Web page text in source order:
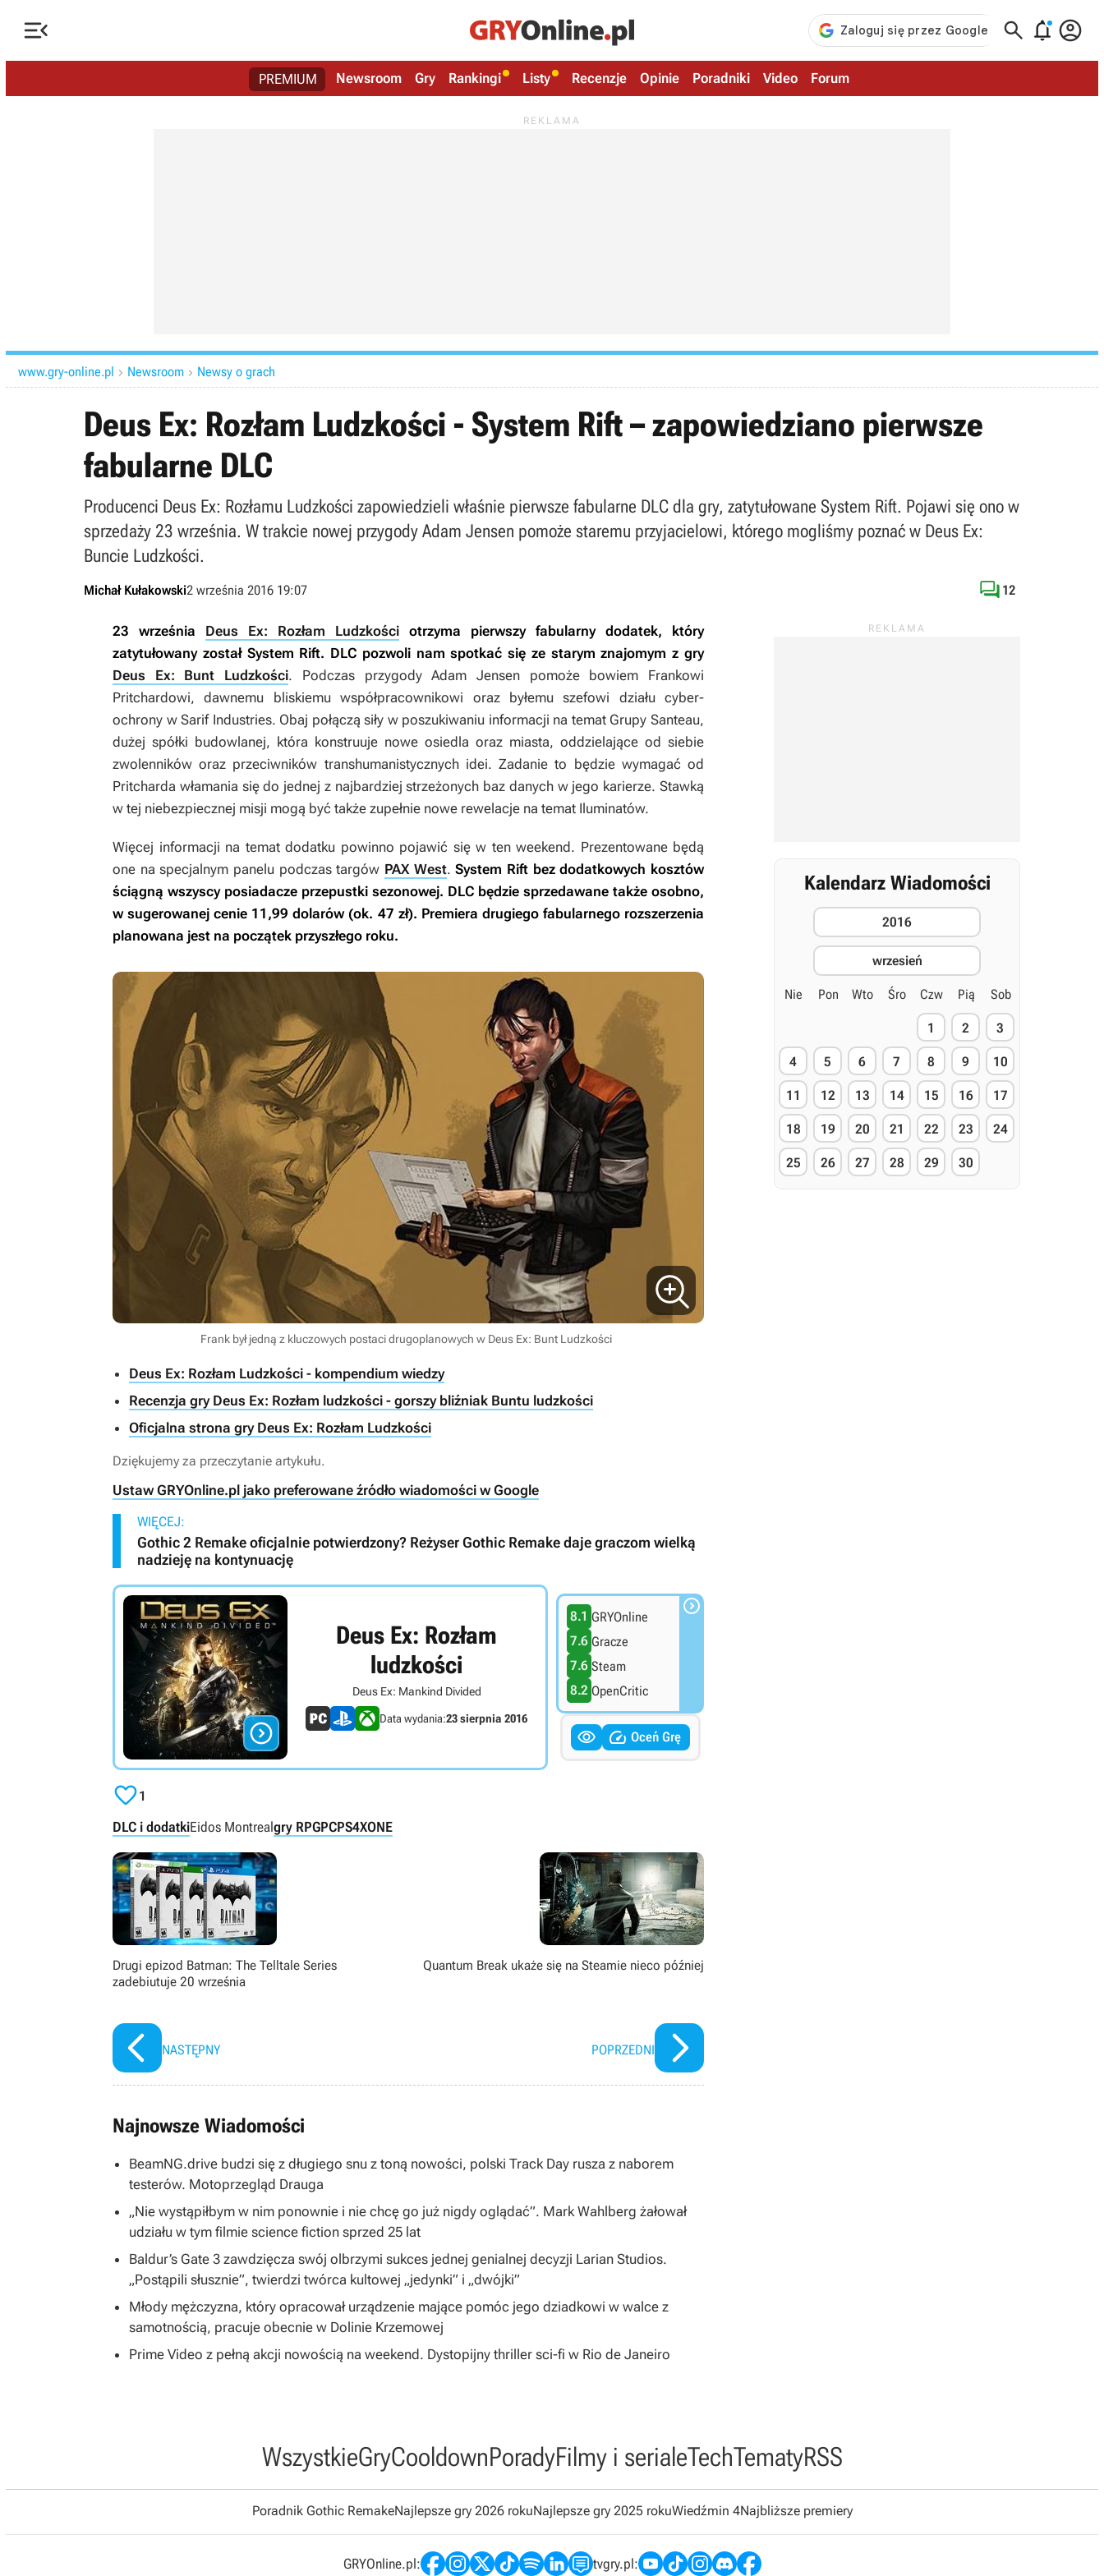
   
PREMIUM Newsroom Gry Rankingi Listy Recenzje Opinie Poradniki Video Forum
www.gry-online.pl  Newsroom  Newsy o grach
Deus Ex: Rozłam Ludzkości - System Rift – zapowiedziano pierwsze
fabularne DLC
Producenci Deus Ex: Rozłamu Ludzkości zapowiedzieli właśnie pierwsze fabularne DLC dla gry, zatytułowane System Rift. Pojawi się ono w
sprzedaży 23 września. W trakcie nowej przygody Adam Jensen pomoże staremu przyjacielowi, którego mogliśmy poznać w Deus Ex:
Buncie Ludzkości.
Michał Kułakowski2 września 2016 19:07  12
23 września Deus Ex: Rozłam Ludzkości otrzyma pierwszy fabularny dodatek, który
zatytułowany został System Rift. DLC pozwoli nam spotkać się ze starym znajomym z gry
Deus Ex: Bunt Ludzkości. Podczas przygody Adam Jensen pomoże bowiem Frankowi
Pritchardowi, dawnemu bliskiemu współpracownikowi oraz byłemu szefowi działu cyber-
ochrony w Sarif Industries. Obaj połączą siły w poszukiwaniu informacji na temat Grupy Santeau,
dużej spółki budowlanej, która konstruuje nowe osiedla oraz miasta, oddzielające od siebie
zwolenników oraz przeciwników transhumanistycznych idei. Zadanie to będzie wymagać od
Pritcharda włamania się do jednej z najbardziej strzeżonych baz danych w jego karierze. Stawką
w tej niebezpiecznej misji mogą być także zupełnie nowe rewelacje na temat Iluminatów.
Więcej informacji na temat dodatku powinno pojawić się w ten weekend. Prezentowane będą
one na specjalnym panelu podczas targów PAX West.System Rift bez dodatkowych kosztów
ściągną wszyscy posiadacze przepustki sezonowej. DLC będzie sprzedawane także osobno,
w sugerowanej cenie 11,99 dolarów (ok. 47 zł). Premiera drugiego fabularnego rozszerzenia
planowana jest na początek przyszłego roku.
Frank był jedną z kluczowych postaci drugoplanowych w Deus Ex: Bunt Ludzkości
Deus Ex: Rozłam Ludzkości - kompendium wiedzy
Recenzja gry Deus Ex: Rozłam ludzkości - gorszy bliźniak Buntu ludzkości
Oficjalna strona gry Deus Ex: Rozłam Ludzkości
Dziękujemy za przeczytanie artykułu.
Ustaw GRYOnline.pl jako preferowane źródło wiadomości w Google
WIĘCEJ:
Gothic 2 Remake oficjalnie potwierdzony? Reżyser Gothic Remake daje graczom wielką
nadzieję na kontynuację

Deus Ex: Rozłam
ludzkości
Deus Ex: Mankind Divided
Data wydania:23 sierpnia 2016
8.1 GRYOnline
7.6 Gracze
7.6 Steam
8.2 OpenCritic

  Oceń Grę
1
DLC i dodatkiEidos Montrealgry RPGPCPS4XONE
Drugi epizod Batman: The Telltale Series
zadebiutuje 20 września
NASTĘPNY
Quantum Break ukaże się na Steamie nieco później
POPRZEDNI
Najnowsze Wiadomości
BeamNG.drive budzi się z długiego snu z toną nowości, polski Track Day rusza z naborem
testerów. Motoprzegląd Drauga
„Nie wystąpiłbym w nim ponownie i nie chcę go już nigdy oglądać”. Mark Wahlberg żałował
udziału w tym filmie science fiction sprzed 25 lat
Baldur’s Gate 3 zawdzięcza swój olbrzymi sukces jednej genialnej decyzji Larian Studios.
„Postąpili słusznie”, twierdzi twórca kultowej „jedynki” i „dwójki”
Młody mężczyzna, który opracował urządzenie mające pomóc jego dziadkowi w walce z
samotnością, pracuje obecnie w Dolinie Krzemowej
Prime Video z pełną akcji nowością na weekend. Dystopijny thriller sci-fi w Rio de Janeiro
Kalendarz Wiadomości
2016
wrzesień
Nie Pon Wto Śro Czw Pią Sob
1 2 3
4 5 6 7 8 9 10
11 12 13 14 15 16 17
18 19 20 21 22 23 24
25 26 27 28 29 30
WszystkieGryCooldownPoradyFilmy i serialeTechTematyRSS
Poradnik Gothic RemakeNajlepsze gry 2026 rokuNajlepsze gry 2025 rokuWiedźmin 4Najbliższe premiery
GRYOnline.pl: tvgry.pl: